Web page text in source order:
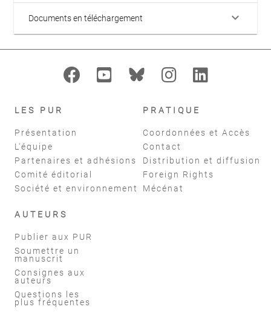
Documents en téléchargement keyboard_arrow_down
LES PUR
Présentation
L'équipe
Partenaires et adhésions
Comité éditorial
Société et environnement
PRATIQUE
Coordonnées et Accès
Contact
Distribution et diffusion
Foreign Rights
Mécénat
AUTEURS
Publier aux PUR
Soumettre un
manuscrit
Consignes aux
auteurs
Questions les
plus fréquentes